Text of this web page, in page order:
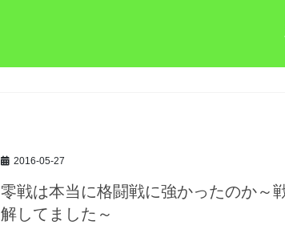
2016-05-27
零戦は本当に格闘戦に強かったのか～
解してました～